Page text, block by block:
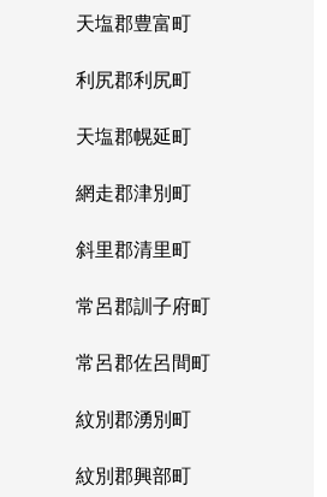
天塩郡豊富町
利尻郡利尻町
天塩郡幌延町
網走郡津別町
斜里郡清里町
常呂郡訓子府町
常呂郡佐呂間町
紋別郡湧別町
紋別郡興部町